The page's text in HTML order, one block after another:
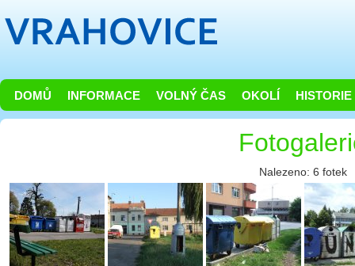
DOMŮ INFORMACE VOLNÝ ČAS OKOLÍ HISTORIE
Nalezeno: 6 fotek